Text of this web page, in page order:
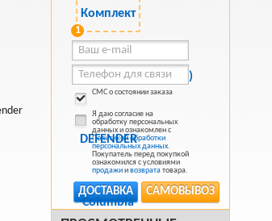
1
СМС о состоянии заказа
Я даю согласие на
обработку персональных
данных и ознакомлен с
Политикой обработки
персональных данных.
Покупатель перед покупкой
ознакомился с условиями
продажиивозврататовара.
САМОВЫВОЗ
ДОСТАВКА